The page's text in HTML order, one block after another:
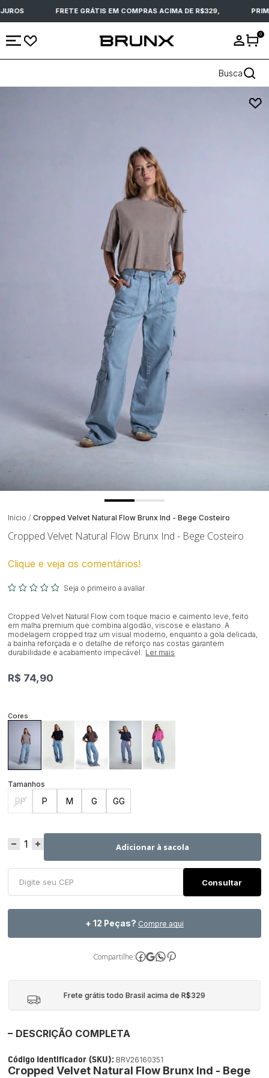
FRETE GRÁTIS EM COMPRAS ACIMA DE R$329,
0
Busca
Início Cropped Velvet Natural Flow Brunx Ind - Bege Costeiro
Cropped Velvet Natural Flow Brunx Ind - Bege Costeiro
Clique e veja os comentários!
Seja o primeiro a avaliar
Cropped Velvet Natural Flow com toque macio e caimento leve, feito
em malha premium que combina algodão, viscose e elastano. A
modelagem cropped traz um visual moderno, enquanto a gola delicada,
a bainha reforçada e o detalhe de reforço nas costas garantem
durabilidade e acabamento impecável. Ler mais
R$ 74,90
PP P M G GG
Adicionar à sacola
+ 12 Peças? Compre aqui
Compartilhe:
Frete grátis todo Brasil acima de R$329
DESCRIÇÃO COMPLETA
Código Identificador (SKU): BRV26160351
Cropped Velvet Natural Flow Brunx Ind - Bege